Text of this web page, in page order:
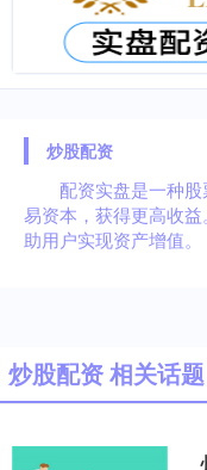
炒股配资
配资实盘是一种
易资本，获得更高收
助用户实现资产增值。
炒股配资 相关话题